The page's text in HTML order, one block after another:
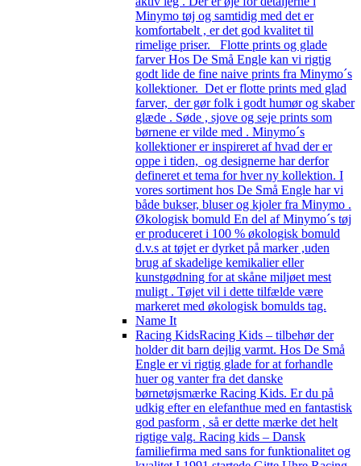
Minymo tøj og samtidig med det er
komfortabelt , er det god kvalitet til
rimelige priser. Flotte prints og glade
farver Hos De Små Engle kan vi rigtig
godt lide de fine naive prints fra Minymo´s
kollektioner. Det er flotte prints med glad
farver, der gør folk i godt humør og skaber
glæde . Søde , sjove og seje prints som
børnene er vilde med . Minymo´s
kollektioner er inspireret af hvad der er
oppe i tiden, og designerne har derfor
defineret et tema for hver ny kollektion. I
vores sortiment hos De Små Engle har vi
både bukser, bluser og kjoler fra Minymo .
Økologisk bomuld En del af Minymo´s tøj
er produceret i 100 % økologisk bomuld
d.v.s at tøjet er dyrket på marker ,uden
brug af skadelige kemikalier eller
kunstgødning for at skåne miljøet mest
muligt . Tøjet vil i dette tilfælde være
markeret med økologisk bomulds tag.
Name It
Racing KidsRacing Kids – tilbehør der
holder dit barn dejlig varmt. Hos De Små
Engle er vi rigtig glade for at forhandle
huer og vanter fra det danske
børnetøjsmærke Racing Kids. Er du på
udkig efter en elefanthue med en fantastisk
god pasform , så er dette mærke det helt
rigtige valg. Racing kids – Dansk
familiefirma med sans for funktionalitet og